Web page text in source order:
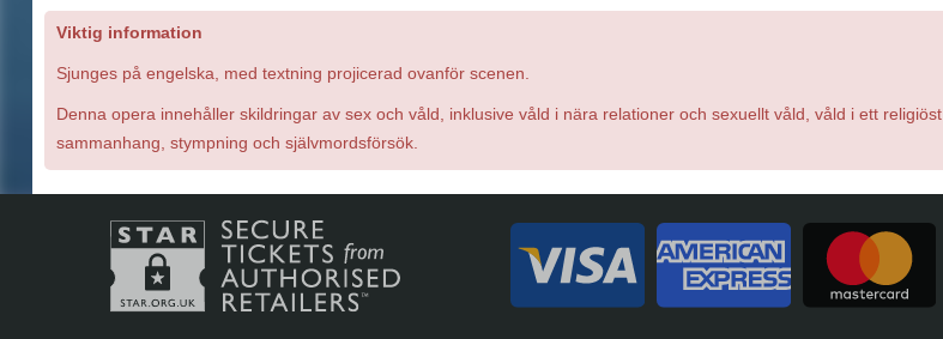
Viktig information
Sjunges på engelska, med textning projicerad ovanför scenen.
Denna opera innehåller skildringar av sex och våld, inklusive våld i nära relationer och sexuellt våld, våld i ett religiöst
sammanhang, stympning och självmordsförsök.